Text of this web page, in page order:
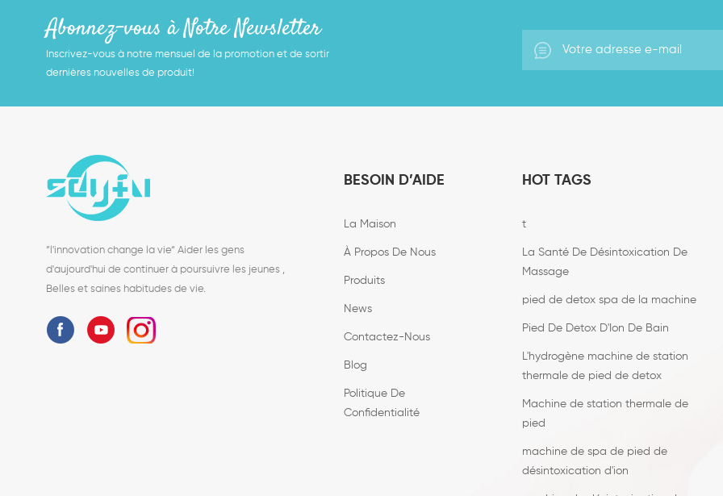
Abonnez-vous à Notre Newsletter
Inscrivez-vous à notre mensuel de la promotion et de sortir
dernières nouvelles de produit!
”l'innovation change la vie“ Aider les gens
d'aujourd'hui de continuer à poursuivre les jeunes ,
Belles et saines habitudes de vie.
BESOIN D’AIDE
La Maison
À Propos De Nous
Produits
News
Contactez-Nous
Blog
Politique De
Confidentialité
HOT TAGS
t
La Santé De Désintoxication De
Massage
pied de detox spa de la machine
Pied De Detox D'Ion De Bain
L'hydrogène machine de station
thermale de pied de detox
Machine de station thermale de
pied
machine de spa de pied de
désintoxication d'ion